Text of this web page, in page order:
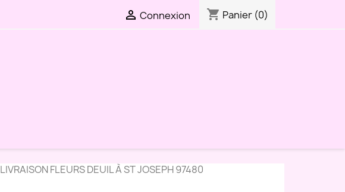
 Connexion shopping_cart Panier (0)
LIVRAISON FLEURS DEUIL À ST JOSEPH 97480